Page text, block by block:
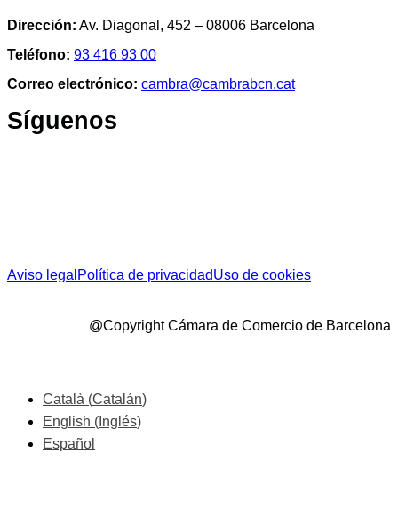
Dirección: Av. Diagonal, 452 – 08006 Barcelona
Teléfono: 93 416 93 00
Correo electrónico: cambra@cambrabcn.cat
Síguenos
Aviso legal Política de privacidadUso de cookies
@Copyright Cámara de Comercio de Barcelona
Català (Catalán)
English ( Inglés)
Español